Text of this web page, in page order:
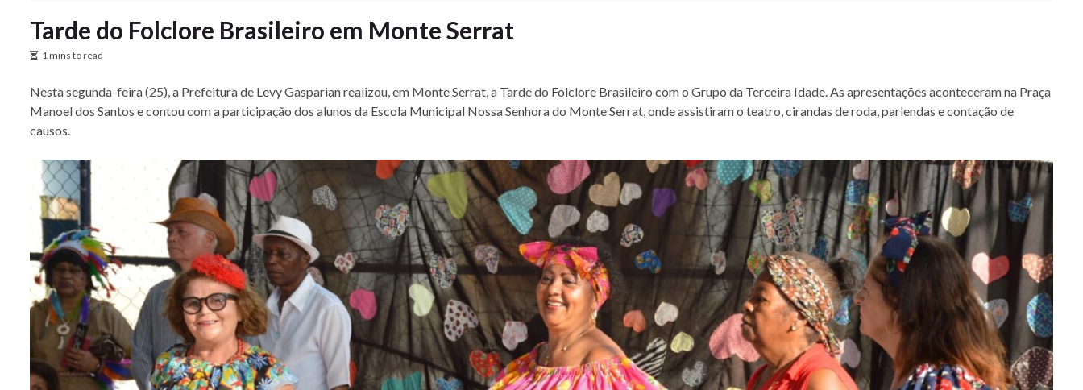
Tarde do Folclore Brasileiro em Monte Serrat
1 mins to read
Nesta segunda-feira (25), a Prefeitura de Levy Gasparian realizou, em Monte Serrat, a Tarde do Folclore Brasileiro com o Grupo da Terceira Idade. As apresentações aconteceram na Praça
Manoel dos Santos e contou com a participação dos alunos da Escola Municipal Nossa Senhora do Monte Serrat, onde assistiram o teatro, cirandas de roda, parlendas e contação de
causos.